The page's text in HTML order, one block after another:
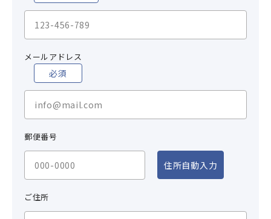
メールアドレス
必須
郵便番号
住所自動入力
ご住所